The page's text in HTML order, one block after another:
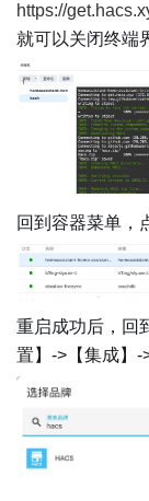
https://
就可以关闭终端
回到容器菜单，
重启成功后，回
置】->【集成】